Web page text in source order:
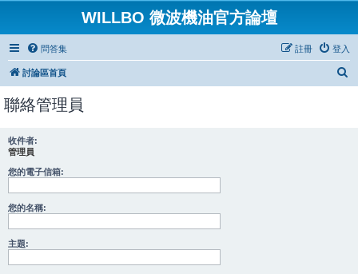
WILLBO 微波機油官方論壇
問答集 登入
註冊
討論區首頁
聯絡管理員
收件者:
管理員
您的電子信箱:
您的名稱:
主題: